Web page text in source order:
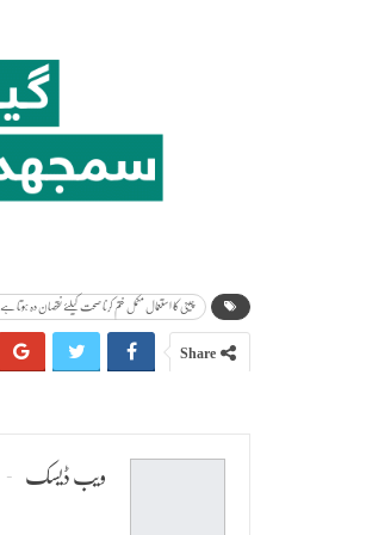
چینی کا استعمال مکمل ختم کرنا صحت کیلئے نقصان دہ ہوتا
Share
ویب ڈیسک